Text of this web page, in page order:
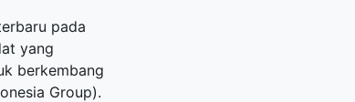
pada
yang
berkembang
Group).